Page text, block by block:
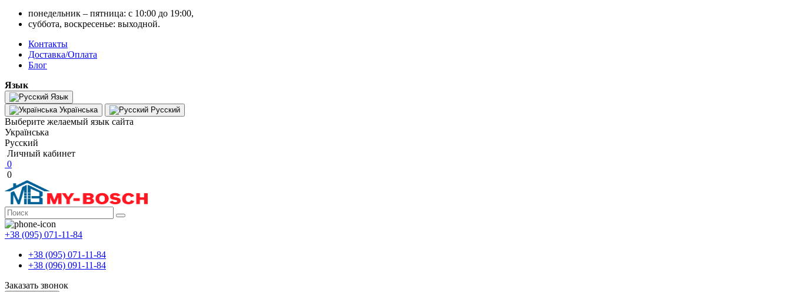
понедельник – пятница: с 10:00 до 19:00,
суббота, воскресенье: выходной.
Контакты
Доставка/Оплата
Блог
Язык
Язык
Українська
Русский
Выберите желаемый язык сайта
Українська
Русский
Личный кабинет
0
0
+38 (095) 071-11-84
+38 (095) 071-11-84
+38 (096) 091-11-84
Заказать звонок